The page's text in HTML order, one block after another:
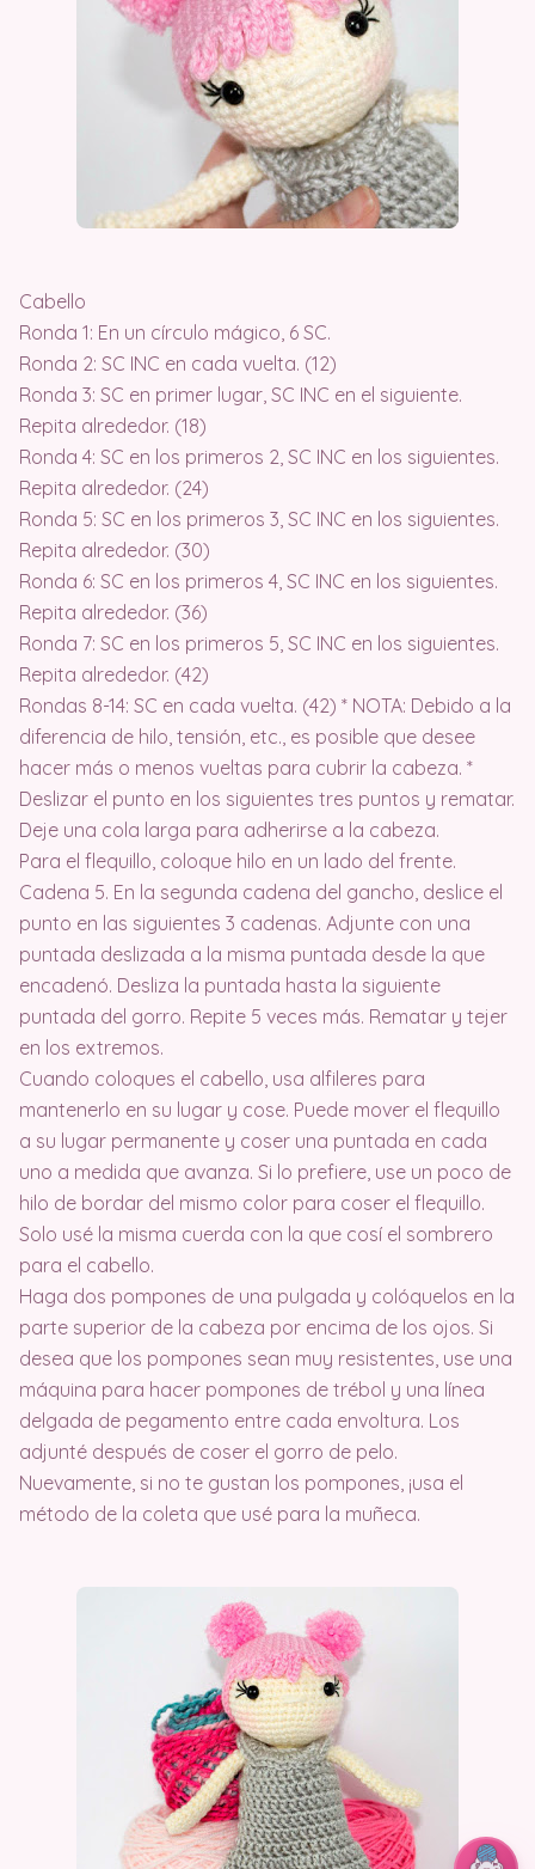
Cabello
Ronda 1: En un círculo mágico, 6 SC.
Ronda 2: SC INC en cada vuelta. (12)
Ronda 3: SC en primer lugar, SC INC en el siguiente.
Repita alrededor. (18)
Ronda 4: SC en los primeros 2, SC INC en los siguientes.
Repita alrededor. (24)
Ronda 5: SC en los primeros 3, SC INC en los siguientes.
Repita alrededor. (30)
Ronda 6: SC en los primeros 4, SC INC en los siguientes.
Repita alrededor. (36)
Ronda 7: SC en los primeros 5, SC INC en los siguientes.
Repita alrededor. (42)
Rondas 8-14: SC en cada vuelta. (42) * NOTA: Debido a la
diferencia de hilo, tensión, etc., es posible que desee
hacer más o menos vueltas para cubrir la cabeza. *
Deslizar el punto en los siguientes tres puntos y rematar.
Deje una cola larga para adherirse a la cabeza.
Para el flequillo, coloque hilo en un lado del frente.
Cadena 5. En la segunda cadena del gancho, deslice el
punto en las siguientes 3 cadenas. Adjunte con una
puntada deslizada a la misma puntada desde la que
encadenó. Desliza la puntada hasta la siguiente
puntada del gorro. Repite 5 veces más. Rematar y tejer
en los extremos.
Cuando coloques el cabello, usa alfileres para
mantenerlo en su lugar y cose. Puede mover el flequillo
a su lugar permanente y coser una puntada en cada
uno a medida que avanza. Si lo prefiere, use un poco de
hilo de bordar del mismo color para coser el flequillo.
Solo usé la misma cuerda con la que cosí el sombrero
para el cabello.
Haga dos pompones de una pulgada y colóquelos en la
parte superior de la cabeza por encima de los ojos. Si
desea que los pompones sean muy resistentes, use una
máquina para hacer pompones de trébol y una línea
delgada de pegamento entre cada envoltura. Los
adjunté después de coser el gorro de pelo.
Nuevamente, si no te gustan los pompones, ¡usa el
método de la coleta que usé para la muñeca.